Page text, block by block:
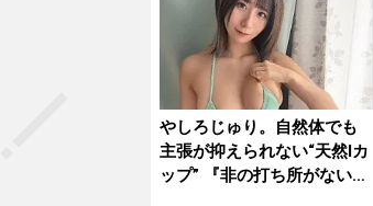
やしろじゅり。自然体でも
主張が抑えられない“天然Iカ
ップ” 『非の打ち所がない